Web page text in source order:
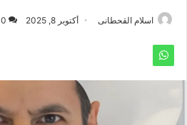
اسلام القحطانى أكتوبر 8, 2025 0